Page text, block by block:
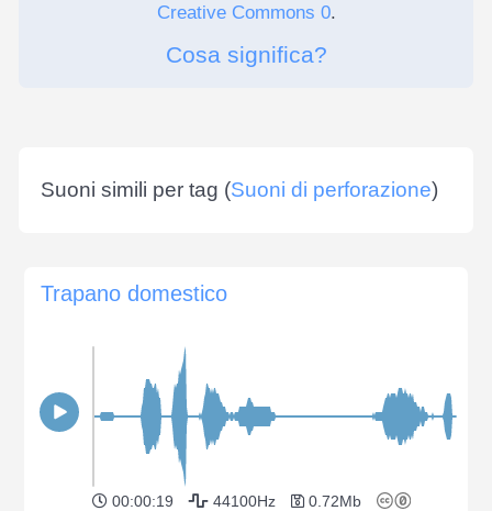
Creative Commons 0.
Cosa significa?
Suoni simili per tag (Suoni di perforazione)
Trapano domestico
00:00:19 44100Hz 0.72Mb